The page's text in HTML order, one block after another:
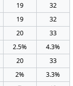
19
32
19 32
20
33
2.5% 4.3%
20
33
2%
3.3%